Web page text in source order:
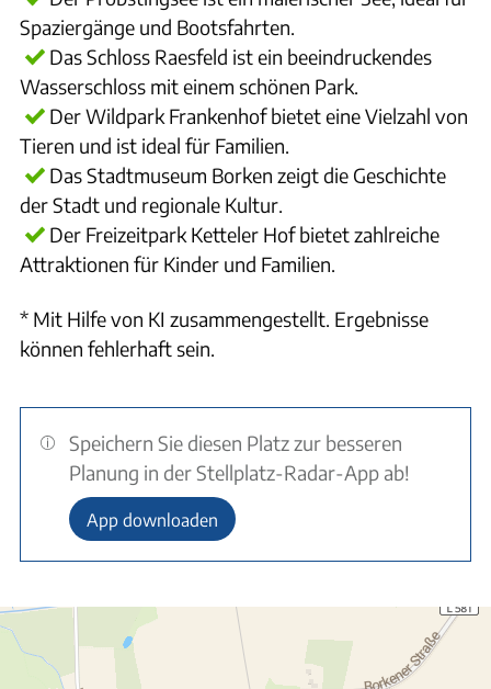
Spaziergänge und Bootsfahrten.
Das Schloss Raesfeld ist ein beeindruckendes
Wasserschloss mit einem schönen Park.
Der Wildpark Frankenhof bietet eine Vielzahl von
Tieren und ist ideal für Familien.
Das Stadtmuseum Borken zeigt die Geschichte
der Stadt und regionale Kultur.
Der Freizeitpark Ketteler Hof bietet zahlreiche
Attraktionen für Kinder und Familien.
* Mit Hilfe von KI zusammengestellt. Ergebnisse
können fehlerhaft sein.
Speichern Sie diesen Platz zur besseren
Planung in der Stellplatz-Radar-App ab!
App downloaden